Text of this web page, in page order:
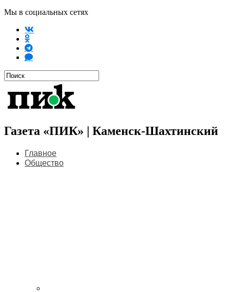
Мы в социальных сетях
Газета «ПИК» | Каменск-Шахтинский
Главное
Общество